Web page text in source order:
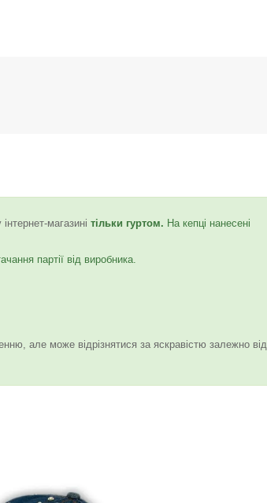
магазині тільки гуртом. На кепці нанесені
партії від виробника.
але може відрізнятися за яскравістю залежно від